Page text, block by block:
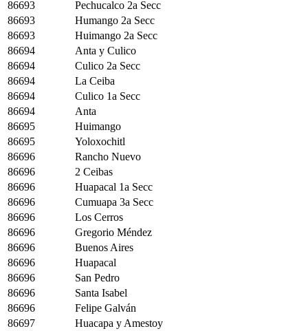
86693
Pechucalco 2a Secc
86693
Humango 2a Secc
86693
Huimango 2a Secc
86694
Anta y Culico
86694
Culico 2a Secc
86694
La Ceiba
86694
Culico 1a Secc
86694
Anta
86695
Huimango
86695
Yoloxochitl
86696
Rancho Nuevo
86696
2 Ceibas
86696
Huapacal 1a Secc
86696
Cumuapa 3a Secc
86696
Los Cerros
86696
Gregorio Méndez
86696
Buenos Aires
86696
Huapacal
86696
San Pedro
86696
Santa Isabel
86696
Felipe Galván
86697
Huacapa y Amestoy